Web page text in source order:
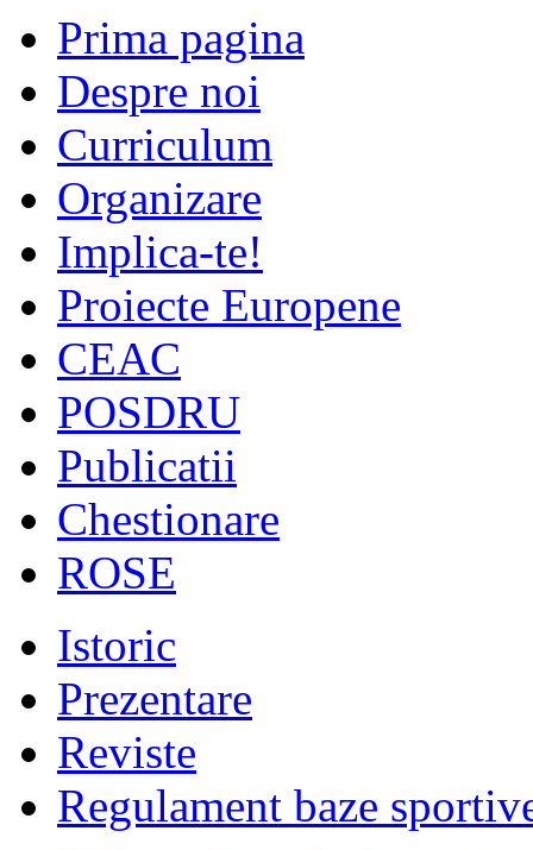
Prima pagina
Despre noi
Curriculum
Organizare
Implica-te!
Proiecte Europene
CEAC
POSDRU
Publicatii
Chestionare
ROSE
Istoric
Prezentare
Reviste
Regulament baze